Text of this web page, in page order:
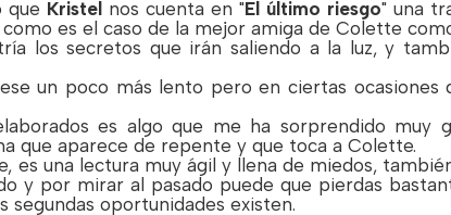
que Kristel nos cuenta en "El último riesgo" una
es el caso de la mejor amiga de Colette
los secretos que irán saliendo a la luz, y
un poco más lento pero en ciertas
es algo que me ha sorprendido muy
que aparece de repente y que toca a Colette.
es una lectura muy ágil y llena de miedos,
y por mirar al pasado puede que pierdas
segundas oportunidades existen.